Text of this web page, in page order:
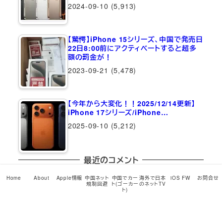
2024-09-10 (5,913)
【驚愕】iPhone 15シリーズ、中国で発売日
22日8:00前にアクティベートすると超多
額の罰金が！
2023-09-21 (5,478)
【今年から大変化！！2025/12/14更新】
iPhone 17シリーズ/iPhone…
2025-09-10 (5,212)
最近のコメント
1coinVPNのプレミアム版/VIP版でスマホゲーム『呪術廻
戦 ファントムパレード』がご利用可能に！
Home About Apple情報 中国ネット
規制回避
中国でカー
ト(ゴーカー
ト)
海外で日本
のネットTV
iOS FW お問合せ